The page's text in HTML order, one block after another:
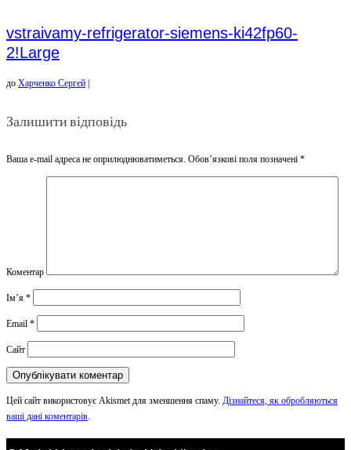
vstraivamy-refrigerator-siemens-ki42fp60-
2!Large
до Харченко Сергей
Залишити відповідь
Ваша e-mail адреса не оприлюднюватиметься. Обов’язкові поля позначені *
Коментар
Ім’я *
Email *
Сайт
Цей сайт використовує Akismet для зменшення спаму. Дізнайтеся, як обробляються
ваші дані коментарів.